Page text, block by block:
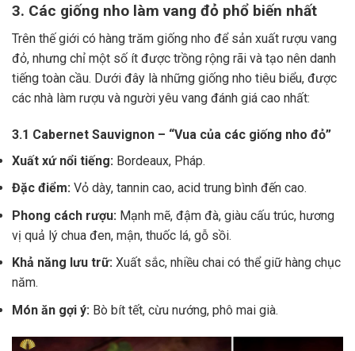
3. Các giống nho làm vang đỏ phổ biến nhất
Trên thế giới có hàng trăm giống nho để sản xuất rượu vang
đỏ, nhưng chỉ một số ít được trồng rộng rãi và tạo nên danh
tiếng toàn cầu. Dưới đây là những giống nho tiêu biểu, được
các nhà làm rượu và người yêu vang đánh giá cao nhất:
3.1 Cabernet Sauvignon – “Vua của các giống nho đỏ”
Xuất xứ nổi tiếng: Bordeaux, Pháp.
Đặc điểm: Vỏ dày, tannin cao, acid trung bình đến cao.
Phong cách rượu: Mạnh mẽ, đậm đà, giàu cấu trúc, hương
vị quả lý chua đen, mận, thuốc lá, gỗ sồi.
Khả năng lưu trữ: Xuất sắc, nhiều chai có thể giữ hàng chục
năm.
Món ăn gợi ý: Bò bít tết, cừu nướng, phô mai già.